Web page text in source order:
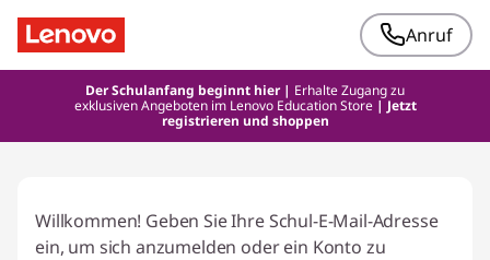
Anruf
Der Schulanfang beginnt hier | Erhalte Zugang zu
exklusiven Angeboten im Lenovo Education Store | Jetzt
registrieren und shoppen
Willkommen! Geben Sie Ihre Schul-E-Mail-Adresse
ein, um sich anzumelden oder ein Konto zu